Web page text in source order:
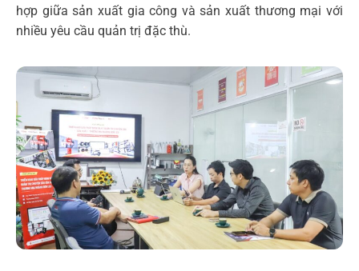
hợp giữa sản xuất gia công và sản xuất thương mại với
nhiều yêu cầu quản trị đặc thù.